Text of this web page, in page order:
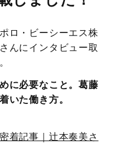
ロ・ビーシーエス株
んにインタビュー取
に必要なこと。葛藤
いた働き方。
着記事｜辻本奏美さ